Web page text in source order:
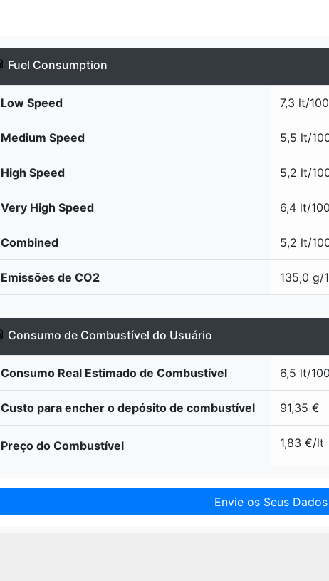
Fuel Consumption
Low Speed 7,3 lt/
Medium Speed 5,5 lt/
High Speed 5,2 lt/
Very High Speed 6,4 lt/
Combined 5,2 lt/
Emissões de CO2 135,0 g/
Consumo de Combustível do Usuário
Consumo Real Estimado de Combustível 6,5 lt/
Custo para encher o depósito de combustível 91,35 €
Preço do Combustível 1,83 €/lt
Envie os Seus Dados